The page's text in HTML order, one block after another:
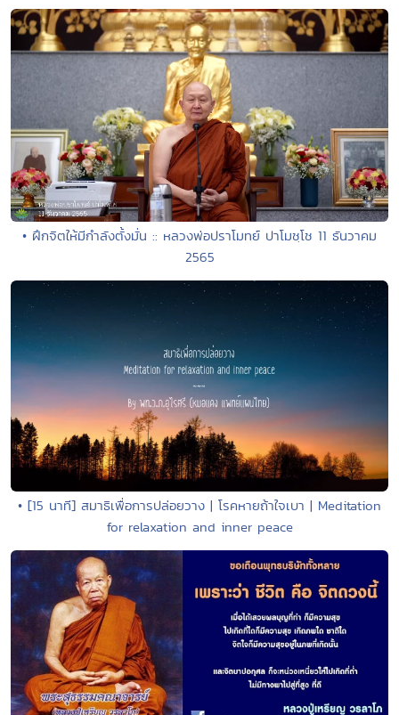
• ฝึกจิตให้มีกำลังตั้งมั่น :: หลวงพ่อปราโมทย์ ปาโมชฺโช 11 ธันวาคม
2565
• [15 นาที] สมาธิเพื่อการปล่อยวาง | โรคหายถ้าใจเบา | Meditation
for relaxation and inner peace